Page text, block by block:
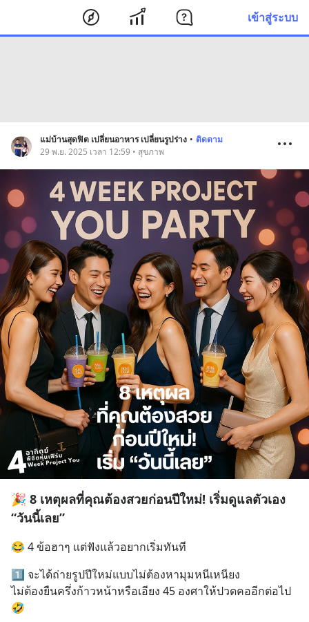
เข้าสู่ระบบ
แม่บ้านสุดฟิต เปลี่ยนอาหาร เปลี่ยนรูปร่าง • ติดตาม
29 พ.ย. 2025 เวลา 12:59 • สุขภาพ
🎉 8 เหตุผลที่คุณต้องสวยก่อนปีใหม่! เริ่มดูแลตัวเอง
“วันนี้เลย”
😂 4 ข้อฮาๆ แต่ฟังแล้วอยากเริ่มทันที
1️⃣ จะได้ถ่ายรูปปีใหม่แบบไม่ต้องหามุมหนีเหนียง
ไม่ต้องยืนครึ่งก้าวหน้าหรือเอียง 45 องศาให้ปวดคออีกต่อไป
🤣